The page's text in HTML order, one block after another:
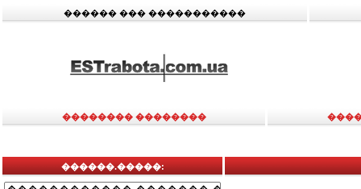
������ ��� �����������
�������� ��������
������.�����: